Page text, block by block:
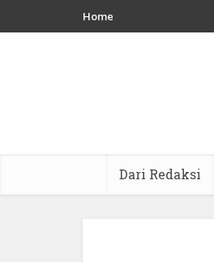
Home
Dari Redaksi